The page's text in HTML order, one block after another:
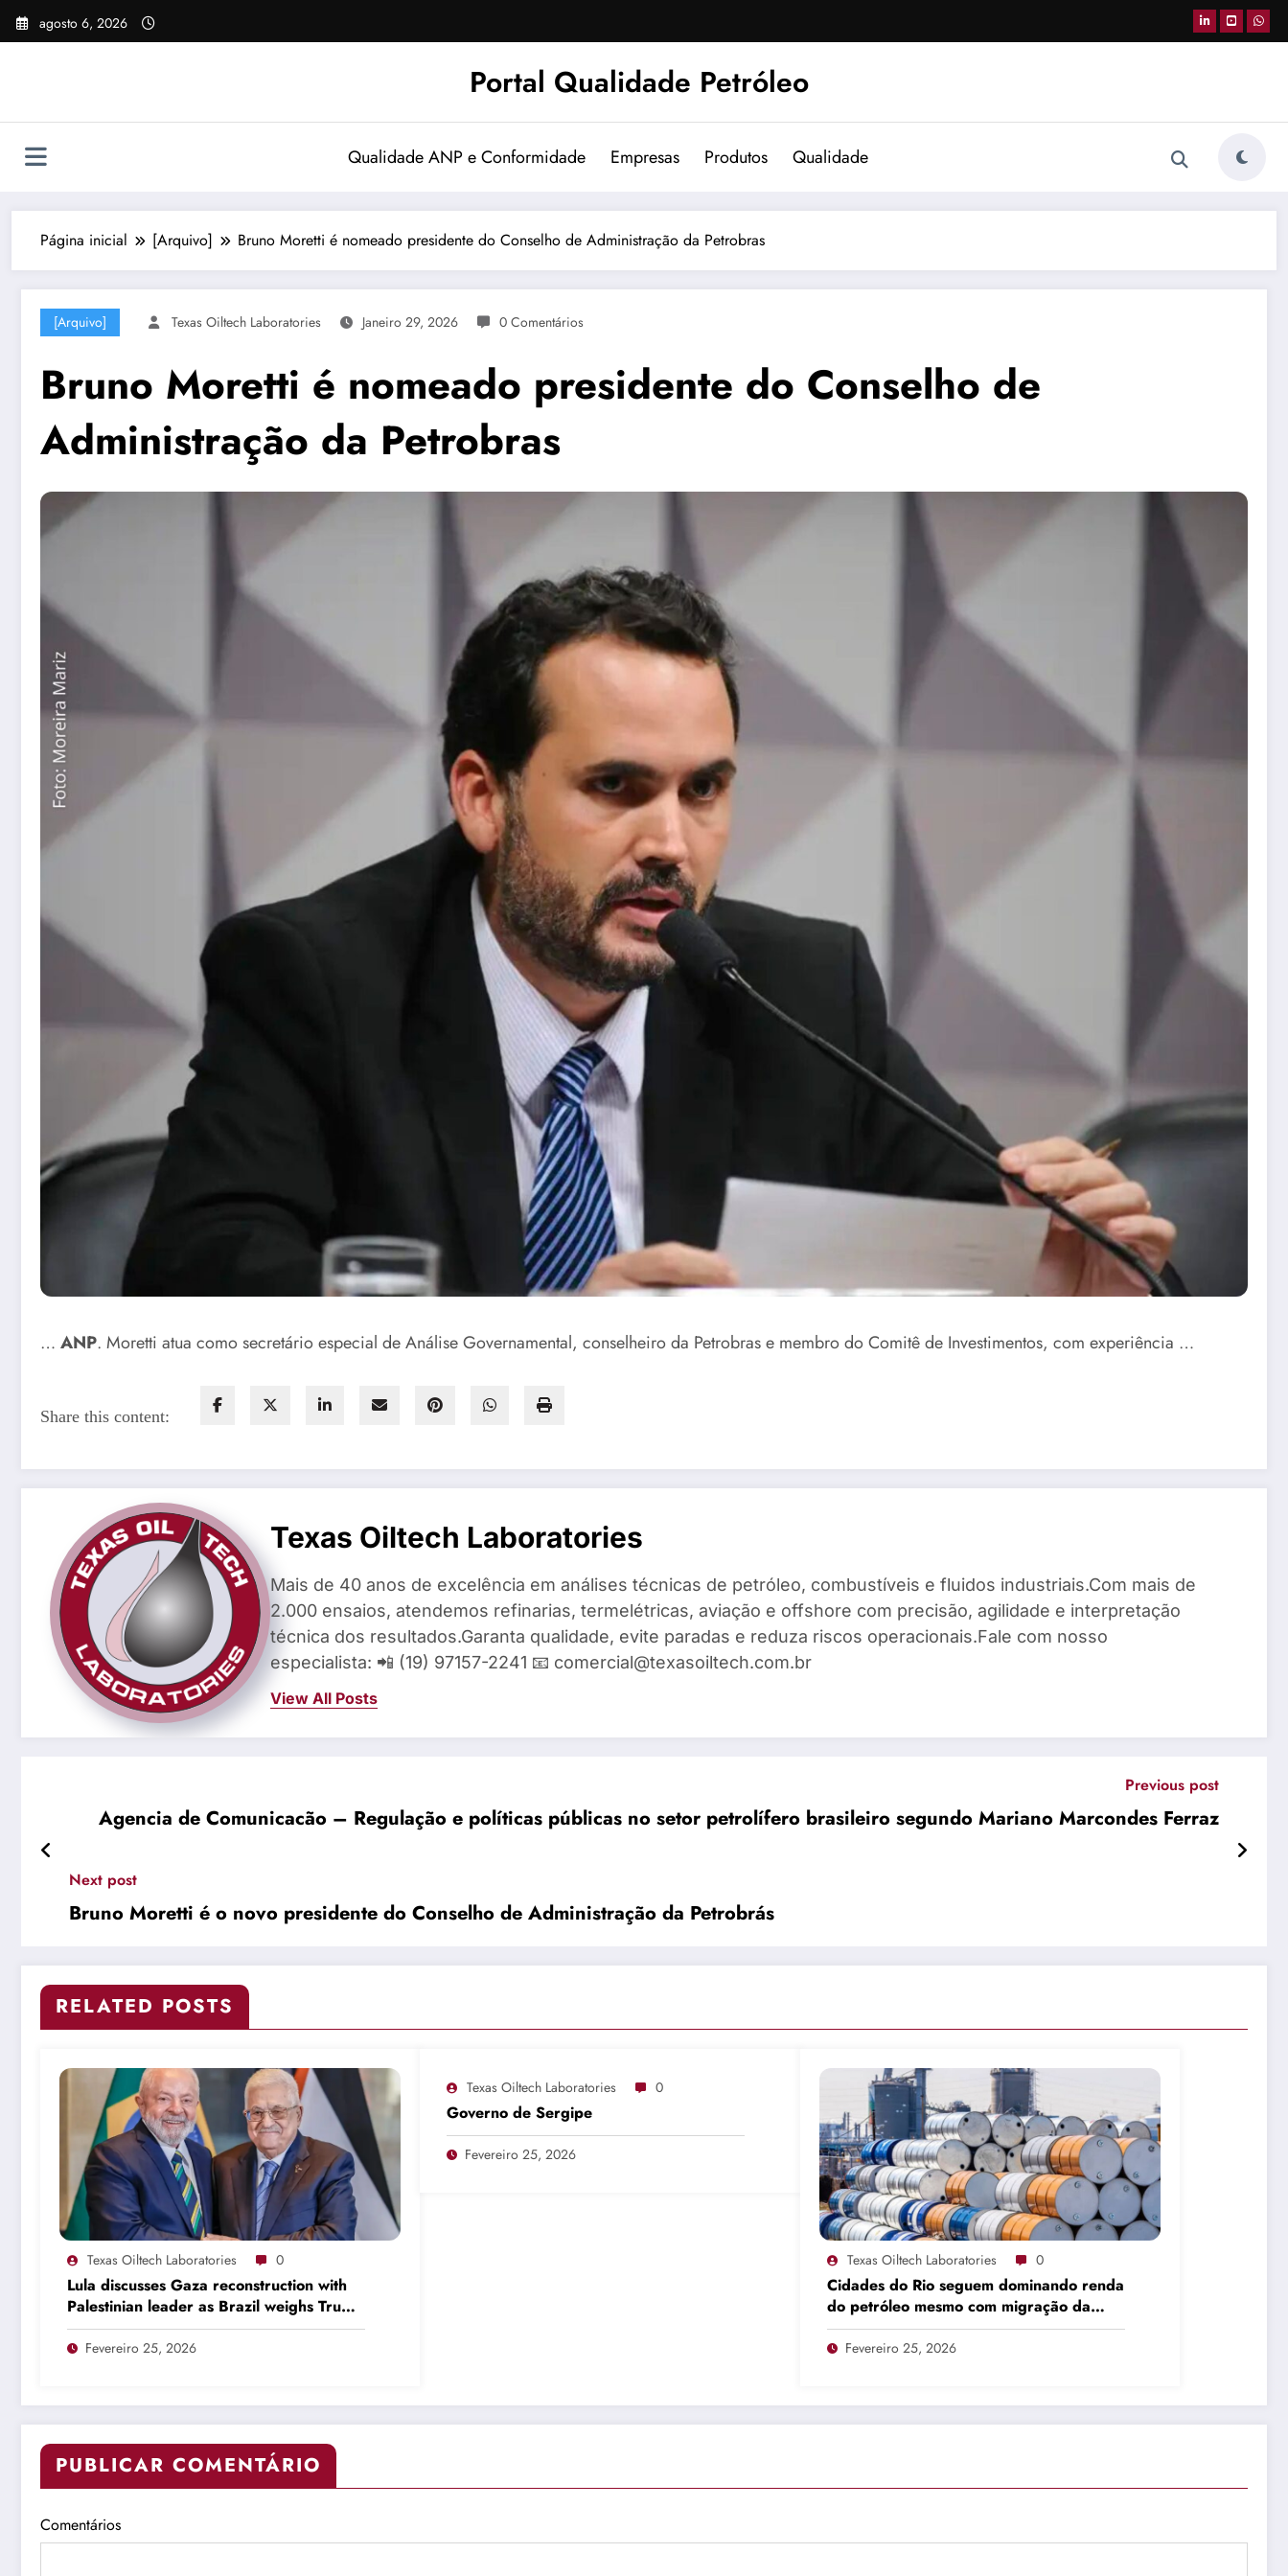
Pular
para
agosto 6, 2026
Portal Qualidade Petróleo
Qualidade ANP e Conformidade Empresas Produtos Qualidade
Página inicial [Arquivo] Bruno Moretti é nomeado presidente do Conselho de Administração da Petrobras
[Arquivo] Texas Oiltech Laboratories Janeiro 29, 2026 0 Comentários
Bruno Moretti é nomeado presidente do Conselho de
Administração da Petrobras
… ANP. Moretti atua como secretário especial de Análise Governamental, conselheiro da Petrobras e membro do Comitê de Investimentos, com experiência …
Share this content:
Texas Oiltech Laboratories
Mais de 40 anos de excelência em análises técnicas de petróleo, combustíveis e fluidos industriais.Com mais de
2.000 ensaios, atendemos refinarias, termelétricas, aviação e offshore com precisão, agilidade e interpretação
técnica dos resultados.Garanta qualidade, evite paradas e reduza riscos operacionais.Fale com nosso
especialista: 📲 (19) 97157-2241 📧 comercial@texasoiltech.com.br
View All Posts
Previous post
Agencia de Comunicacão – Regulação e políticas públicas no setor petrolífero brasileiro segundo Mariano Marcondes Ferraz
Next post
Bruno Moretti é o novo presidente do Conselho de Administração da Petrobrás
RELATED POSTS
Texas Oiltech Laboratories 0
Lula discusses Gaza reconstruction with
Palestinian leader as Brazil weighs Trump
invitation
Fevereiro 25, 2026
Texas Oiltech Laboratories 0
Governo de Sergipe
Fevereiro 25, 2026
Texas Oiltech Laboratories 0
Cidades do Rio seguem dominando renda
do petróleo mesmo com migração da
produção
Fevereiro 25, 2026
PUBLICAR COMENTÁRIO
Comentários